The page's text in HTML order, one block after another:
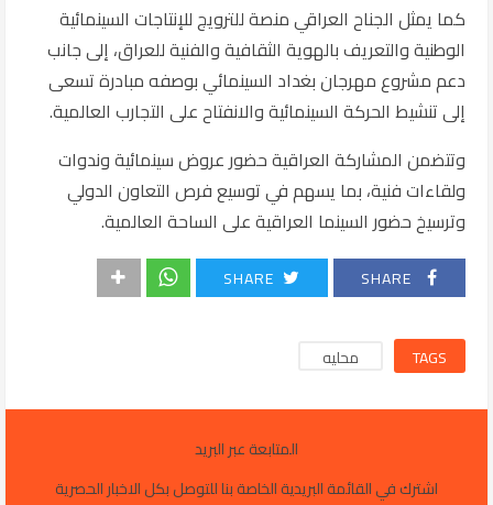
كما يمثل الجناح العراقي منصة للترويج للإنتاجات السينمائية
الوطنية والتعريف بالهوية الثقافية والفنية للعراق، إلى جانب
دعم مشروع مهرجان بغداد السينمائي بوصفه مبادرة تسعى
إلى تنشيط الحركة السينمائية والانفتاح على التجارب العالمية.
وتتضمن المشاركة العراقية حضور عروض سينمائية وندوات
ولقاءات فنية، بما يسهم في توسيع فرص التعاون الدولي
وترسيخ حضور السينما العراقية على الساحة العالمية.
SHARE
SHARE
TAGS محليه
المتابعة عبر البريد
اشترك في القائمة البريدية الخاصة بنا للتوصل بكل الاخبار الحصرية